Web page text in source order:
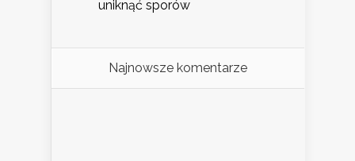
uniknąć sporów
Najnowsze komentarze